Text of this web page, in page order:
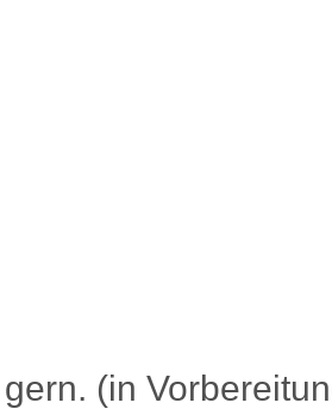
(in